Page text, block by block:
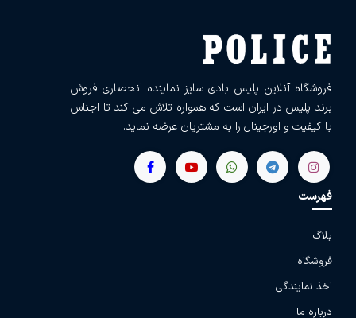
فروشگاه آنلاین پلیس بادی سایز نماینده انحصاری فروش
برند پلیس در ایران است که همواره تلاش می کند تا اجناس
با کیفیت و اورجینال را به مشتریان عرضه نماید.
فهرست
بلاگ
فروشگاه
اخذ نمایندگی
درباره ما